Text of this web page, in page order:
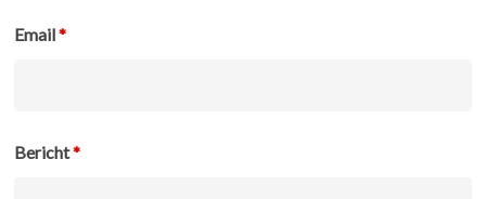
Email*
Bericht*